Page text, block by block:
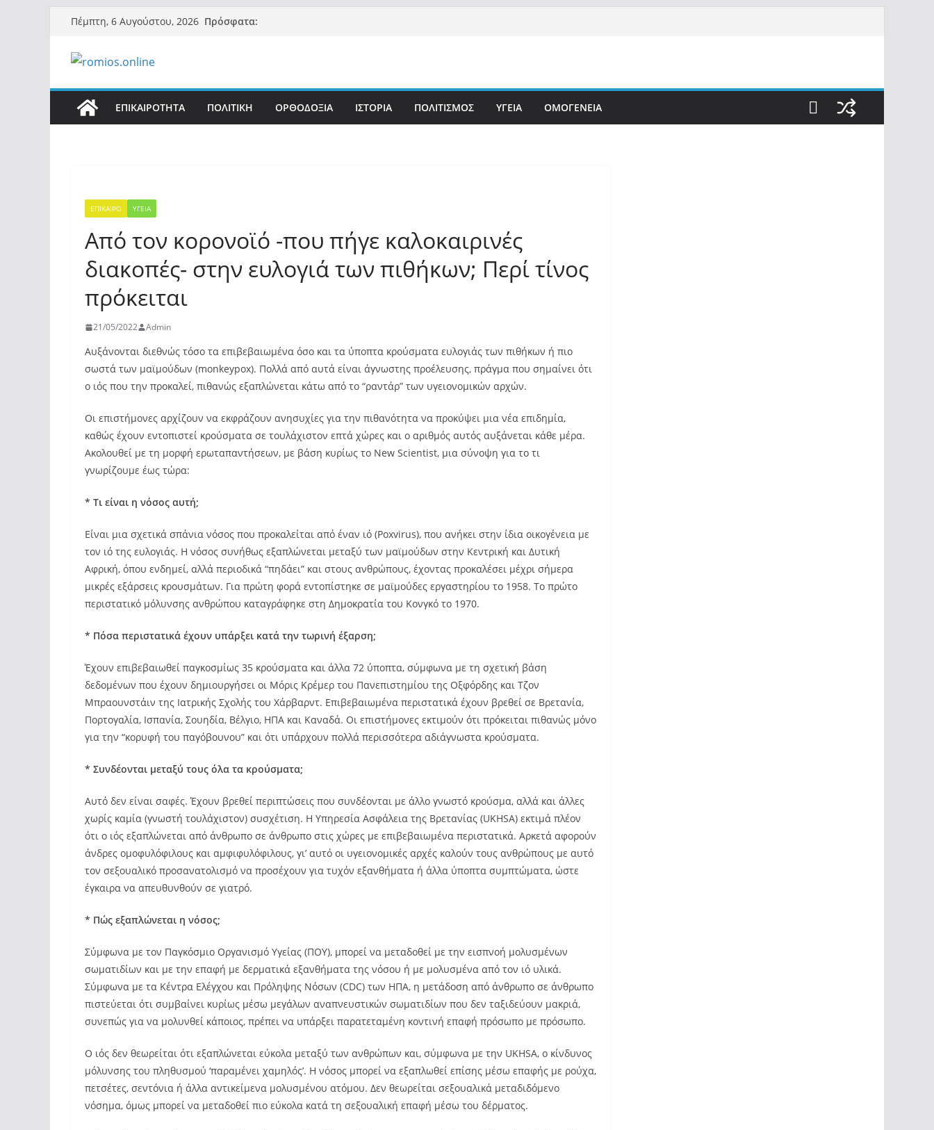
Μετάβαση
περιεχόμενο
Πέμπτη, 6 Αυγούστου, 2026 Πρόσφατα:
ΕΠΙΚΑΙΡΟΤΗΤΑ ΠΟΛΙΤΙΚΗ ΟΡΘΟΔΟΞΙΑ ΙΣΤΟΡΙΑ ΠΟΛΙΤΙΣΜΟΣ ΥΓΕΙΑ ΟΜΟΓΕΝΕΙΑ
ΕΠΙΚΑΙΡΟ ΥΓΕΙΑ
Από τον κορονοϊό -που πήγε καλοκαιρινές
διακοπές- στην ευλογιά των πιθήκων; Περί τίνος
πρόκειται
21/05/2022 Admin
Αυξάνονται διεθνώς τόσο τα επιβεβαιωμένα όσο και τα ύποπτα κρούσματα ευλογιάς των πιθήκων ή πιο
σωστά των μαϊμούδων (monkeypox). Πολλά από αυτά είναι άγνωστης προέλευσης, πράγμα που σημαίνει ότι
ο ιός που την προκαλεί, πιθανώς εξαπλώνεται κάτω από το “ραντάρ” των υγειονομικών αρχών.
Οι επιστήμονες αρχίζουν να εκφράζουν ανησυχίες για την πιθανότητα να προκύψει μια νέα επιδημία,
καθώς έχουν εντοπιστεί κρούσματα σε τουλάχιστον επτά χώρες και ο αριθμός αυτός αυξάνεται κάθε μέρα.
Ακολουθεί με τη μορφή ερωταπαντήσεων, με βάση κυρίως το New Scientist, μια σύνοψη για το τι
γνωρίζουμε έως τώρα:
* Τι είναι η νόσος αυτή;
Είναι μια σχετικά σπάνια νόσος που προκαλείται από έναν ιό (Poxvirus), που ανήκει στην ίδια οικογένεια με
τον ιό της ευλογιάς. Η νόσος συνήθως εξαπλώνεται μεταξύ των μαϊμούδων στην Κεντρική και Δυτική
Αφρική, όπου ενδημεί, αλλά περιοδικά “πηδάει” και στους ανθρώπους, έχοντας προκαλέσει μέχρι σήμερα
μικρές εξάρσεις κρουσμάτων. Για πρώτη φορά εντοπίστηκε σε μαϊμούδες εργαστηρίου το 1958. Το πρώτο
περιστατικό μόλυνσης ανθρώπου καταγράφηκε στη Δημοκρατία του Κονγκό το 1970.
* Πόσα περιστατικά έχουν υπάρξει κατά την τωρινή έξαρση;
Έχουν επιβεβαιωθεί παγκοσμίως 35 κρούσματα και άλλα 72 ύποπτα, σύμφωνα με τη σχετική βάση
δεδομένων που έχουν δημιουργήσει οι Μόρις Κρέμερ του Πανεπιστημίου της Οξφόρδης και Τζον
Μπραουνστάιν της Ιατρικής Σχολής του Χάρβαρντ. Επιβεβαιωμένα περιστατικά έχουν βρεθεί σε Βρετανία,
Πορτογαλία, Ισπανία, Σουηδία, Βέλγιο, ΗΠΑ και Καναδά. Οι επιστήμονες εκτιμούν ότι πρόκειται πιθανώς μόνο
για την “κορυφή του παγόβουνου” και ότι υπάρχουν πολλά περισσότερα αδιάγνωστα κρούσματα.
* Συνδέονται μεταξύ τους όλα τα κρούσματα;
Αυτό δεν είναι σαφές. Έχουν βρεθεί περιπτώσεις που συνδέονται με άλλο γνωστό κρούσμα, αλλά και άλλες
χωρίς καμία (γνωστή τουλάχιστον) συσχέτιση. Η Υπηρεσία Ασφάλεια της Βρετανίας (UKHSA) εκτιμά πλέον
ότι ο ιός εξαπλώνεται από άνθρωπο σε άνθρωπο στις χώρες με επιβεβαιωμένα περιστατικά. Αρκετά αφορούν
άνδρες ομοφυλόφιλους και αμφιφυλόφιλους, γι’ αυτό οι υγειονομικές αρχές καλούν τους ανθρώπους με αυτό
τον σεξουαλικό προσανατολισμό να προσέχουν για τυχόν εξανθήματα ή άλλα ύποπτα συμπτώματα, ώστε
έγκαιρα να απευθυνθούν σε γιατρό.
* Πώς εξαπλώνεται η νόσος;
Σύμφωνα με τον Παγκόσμιο Οργανισμό Υγείας (ΠΟΥ), μπορεί να μεταδοθεί με την εισπνοή μολυσμένων
σωματιδίων και με την επαφή με δερματικά εξανθήματα της νόσου ή με μολυσμένα από τον ιό υλικά.
Σύμφωνα με τα Κέντρα Ελέγχου και Πρόληψης Νόσων (CDC) των ΗΠΑ, η μετάδοση από άνθρωπο σε άνθρωπο
πιστεύεται ότι συμβαίνει κυρίως μέσω μεγάλων αναπνευστικών σωματιδίων που δεν ταξιδεύουν μακριά,
συνεπώς για να μολυνθεί κάποιος, πρέπει να υπάρξει παρατεταμένη κοντινή επαφή πρόσωπο με πρόσωπο.
Ο ιός δεν θεωρείται ότι εξαπλώνεται εύκολα μεταξύ των ανθρώπων και, σύμφωνα με την UKHSA, ο κίνδυνος
μόλυνσης του πληθυσμού ‘παραμένει χαμηλός’. Η νόσος μπορεί να εξαπλωθεί επίσης μέσω επαφής με ρούχα,
πετσέτες, σεντόνια ή άλλα αντικείμενα μολυσμένου ατόμου. Δεν θεωρείται σεξουαλικά μεταδιδόμενο
νόσημα, όμως μπορεί να μεταδοθεί πιο εύκολα κατά τη σεξουαλική επαφή μέσω του δέρματος.